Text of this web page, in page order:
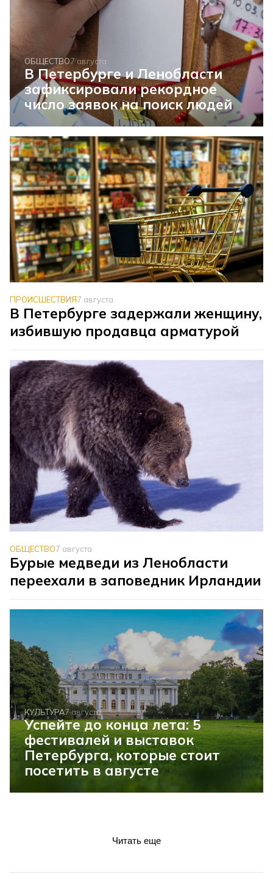
ОБЩЕСТВО7 августа
В Петербурге и Ленобласти
зафиксировали рекордное
число заявок на поиск людей
ПРОИСШЕСТВИЯ7 августа
В Петербурге задержали женщину,
избившую продавца арматурой
ОБЩЕСТВО7 августа
Бурые медведи из Ленобласти
переехали в заповедник Ирландии
КУЛЬТУРА7 августа
Успейте до конца лета: 5
фестивалей и выставок
Петербурга, которые стоит
посетить в августе
Читать еще